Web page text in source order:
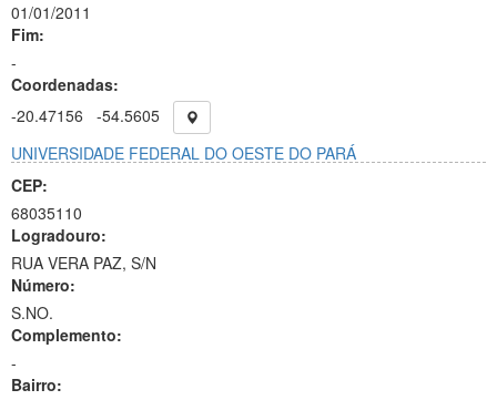
01/01/2011
Fim:
-
Coordenadas:
-20.47156
-54.5605
UNIVERSIDADE FEDERAL DO OESTE DO PARÁ
CEP:
68035110
Logradouro:
RUA VERA PAZ, S/N
Número:
S.NO.
Complemento:
-
Bairro: